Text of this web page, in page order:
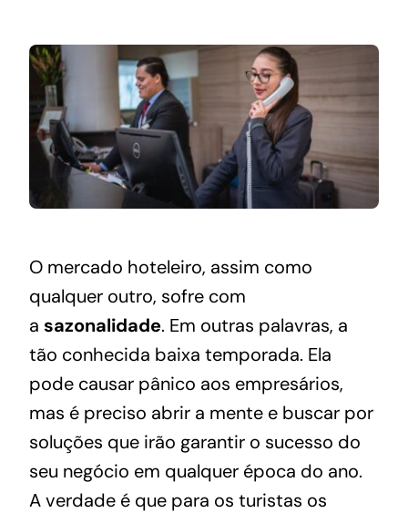
O mercado hoteleiro, assim como
qualquer outro, sofre com
a sazonalidade. Em outras palavras, a
tão conhecida baixa temporada. Ela
pode causar pânico aos empresários,
mas é preciso abrir a mente e buscar por
soluções que irão garantir o sucesso do
seu negócio em qualquer época do ano.
A verdade é que para os turistas os